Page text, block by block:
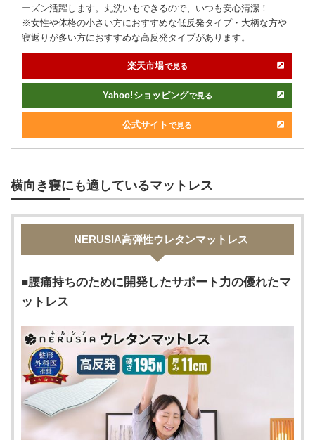
ーズン活躍します。丸洗いもできるので、いつも安心清潔！
※女性や体格の小さい方におすすめな低反発タイプ・大柄な方や
寝返りが多い方におすすめな高反発タイプがあります。
楽天市場で見る
Yahoo! ショッピングで見る
公式サイト で見る
横向き寝にも適しているマットレス
NERUSIA高弾性ウレタンマットレス
腰痛持ちのために開発したサポート力の優れたマ
ットレス